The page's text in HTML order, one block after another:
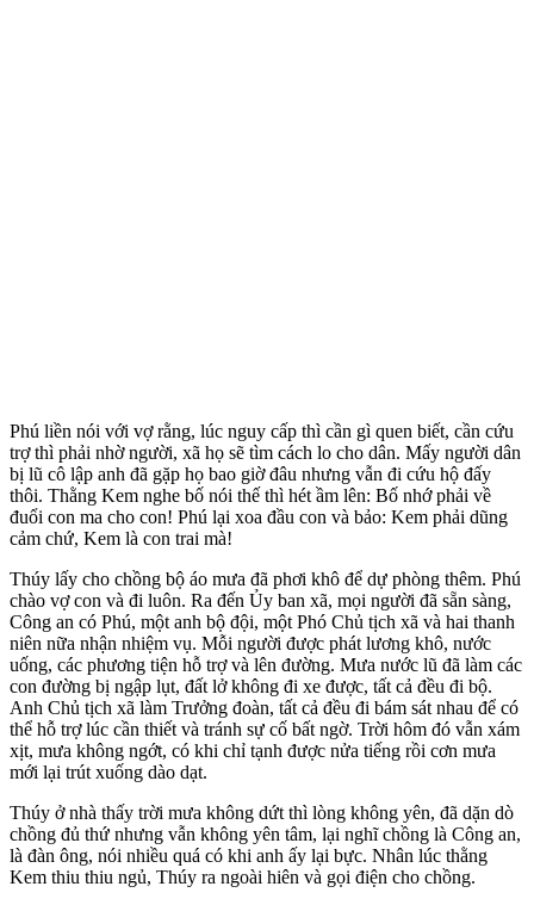
Phú liền nói với vợ rằng, lúc nguy cấp thì cần gì quen biết, cần cứu
trợ thì phải nhờ người, xã họ sẽ tìm cách lo cho dân. Mấy người dân
bị lũ cô lập anh đã gặp họ bao giờ đâu nhưng vẫn đi cứu hộ đấy
thôi. Thằng Kem nghe bố nói thế thì hét ầm lên: Bố nhớ phải về
đuổi con ma cho con! Phú lại xoa đầu con và bảo: Kem phải dũng
cảm chứ, Kem là con trai mà!
Thúy lấy cho chồng bộ áo mưa đã phơi khô để dự phòng thêm. Phú
chào vợ con và đi luôn. Ra đến Ủy ban xã, mọi người đã sẵn sàng,
Công an có Phú, một anh bộ đội, một Phó Chủ tịch xã và hai thanh
niên nữa nhận nhiệm vụ. Mỗi người được phát lương khô, nước
uống, các phương tiện hỗ trợ và lên đường. Mưa nước lũ đã làm các
con đường bị ngập lụt, đất lở không đi xe được, tất cả đều đi bộ.
Anh Chủ tịch xã làm Trưởng đoàn, tất cả đều đi bám sát nhau để có
thể hỗ trợ lúc cần thiết và tránh sự cố bất ngờ. Trời hôm đó vẫn xám
xịt, mưa không ngớt, có khi chỉ tạnh được nửa tiếng rồi cơn mưa
mới lại trút xuống dào dạt.
Thúy ở nhà thấy trời mưa không dứt thì lòng không yên, đã dặn dò
chồng đủ thứ nhưng vẫn không yên tâm, lại nghĩ chồng là Công an,
là đàn ông, nói nhiều quá có khi anh ấy lại bực. Nhân lúc thằng
Kem thiu thiu ngủ, Thúy ra ngoài hiên và gọi điện cho chồng.